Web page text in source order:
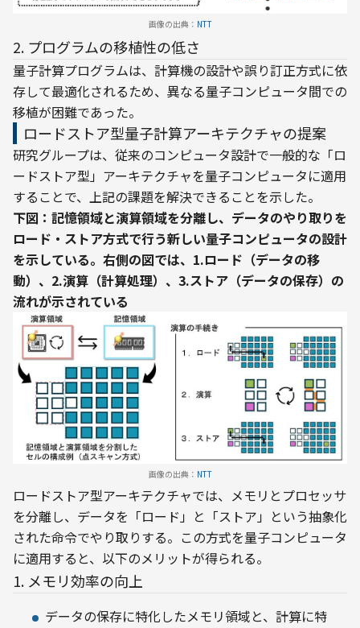
画像の出典： NTT
2. プログラムの移植性の低さ
量子計算プログラムは、計算機の設計や誤り訂正方式に依
存して最適化されるため、異なる量子コンピュータ間での
移植が困難であった。
ロードストア型量子計算アーキテクチャの提案
研究グループは、従来のコンピュータ設計で一般的な「ロ
ードストア型」アーキテクチャを量子コンピュータに適用
することで、上記の課題を解決できることを示した。
下図：記憶領域と演算領域を分離し、データのやり取りを
ロード・ストア方式で行う新しい量子コンピュータの設計
を示している。右側の図では、1.ロード（データの移
動）、2.演算（計算処理）、3.ストア（データの保存）の
流れが示されている
画像の出典： NTT
ロードストア型アーキテクチャでは、メモリとプロセッサ
を分離し、データを「ロード」と「ストア」という抽象化
された命令でやり取りする。この方式を量子コンピュータ
に適用すると、以下のメリットが得られる。
1. メモリ効率の向上
データの保存に特化したメモリ領域と、計算に特